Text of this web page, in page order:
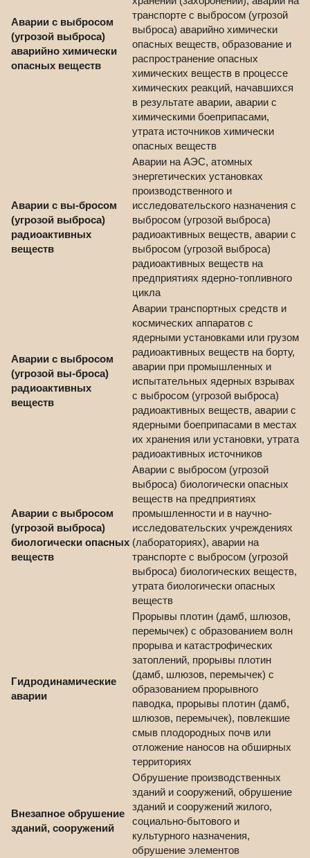
Аварии с выбросом
(угрозой выброса)
аварийно химически
опасных веществ
транспорте с выбросом (угрозой
выброса) аварийно химически
опасных веществ, образование и
распространение опасных
химических веществ в процессе
химических реакций, начавшихся
в результате аварии, аварии с
химическими боеприпасами,
утрата источников химически
опасных веществ
Аварии с вы-бросом
(угрозой выброса)
радиоактивных
веществ
Аварии на АЭС, атомных
энергетических установках
производственного и
исследовательского назначения с
выбросом (угрозой выброса)
радиоактивных веществ, аварии с
выбросом (угрозой выброса)
радиоактивных веществ на
предприятиях ядерно-топливного
цикла
Аварии с выбросом
(угрозой вы-броса)
радиоактивных
веществ
Аварии транспортных средств и
космических аппаратов с
ядерными установками или грузом
радиоактивных веществ на борту,
аварии при промышленных и
испытательных ядерных взрывах
с выбросом (угрозой выброса)
радиоактивных веществ, аварии с
ядерными боеприпасами в местах
их хранения или установки, утрата
радиоактивных источников
Аварии с выбросом
(угрозой выброса)
биологически опасных
веществ
Аварии с выбросом (угрозой
выброса) биологически опасных
веществ на предприятиях
промышленности и в научно-
исследовательских учреждениях
(лабораториях), аварии на
транспорте с выбросом (угрозой
выброса) биологических веществ,
утрата биологически опасных
веществ
Гидродинамические
аварии
Прорывы плотин (дамб, шлюзов,
перемычек) с образованием волн
прорыва и катастрофических
затоплений, прорывы плотин
(дамб, шлюзов, перемычек) с
образованием прорывного
паводка, прорывы плотин (дамб,
шлюзов, перемычек), повлекшие
смыв плодородных почв или
отложение наносов на обширных
территориях
Внезапное обрушение
зданий, сооружений
Обрушение производственных
зданий и сооружений, обрушение
зданий и сооружений жилого,
социально-бытового и
культурного назначения,
обрушение элементов